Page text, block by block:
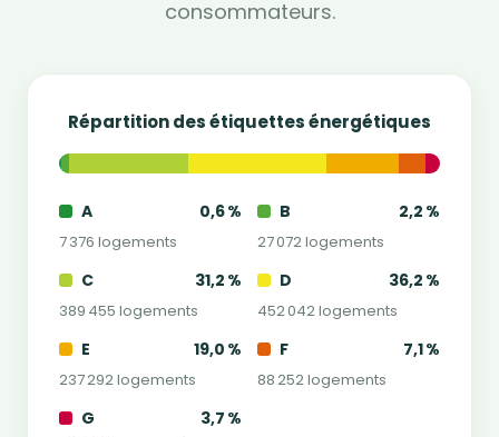
consommateurs.
Répartition des étiquettes énergétiques
A 0,6 %
7 376 logements
B 2,2 %
27 072 logements
C 31,2 %
389 455 logements
D 36,2 %
452 042 logements
E 19,0 %
237 292 logements
F 7,1 %
88 252 logements
G 3,7 %